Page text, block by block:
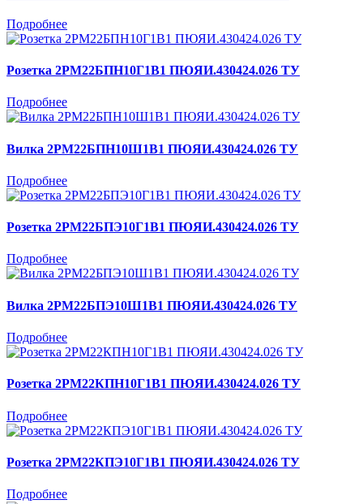
Подробнее
Розетка 2РМ22БПН10Г1В1 ПЮЯИ.430424.026 ТУ
Подробнее
Вилка 2РМ22БПН10Ш1В1 ПЮЯИ.430424.026 ТУ
Подробнее
Розетка 2РМ22БПЭ10Г1В1 ПЮЯИ.430424.026 ТУ
Подробнее
Вилка 2РМ22БПЭ10Ш1В1 ПЮЯИ.430424.026 ТУ
Подробнее
Розетка 2РМ22КПН10Г1В1 ПЮЯИ.430424.026 ТУ
Подробнее
Розетка 2РМ22КПЭ10Г1В1 ПЮЯИ.430424.026 ТУ
Подробнее